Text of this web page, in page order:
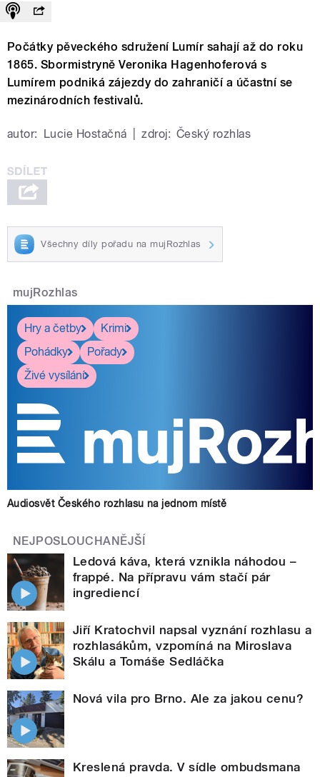
Počátky pěveckého sdružení Lumír sahají až do roku
1865. Sbormistryně Veronika Hagenhoferová s
Lumírem podniká zájezdy do zahraničí a účastní se
mezinárodních festivalů.
autor: Lucie Hostačná zdroj: Český rozhlas
Všechny díly pořadu na mujRozhlas
mujRozhlas
Hry a četby
Krimi
Pohádky
Pořady
Živé vysílání
Audiosvět Českého rozhlasu na jednom místě
NEJPOSLOUCHANĚJŠÍ
Ledová káva, která vznikla náhodou –
frappé. Na přípravu vám stačí pár
ingrediencí
Jiří Kratochvil napsal vyznání rozhlasu a
rozhlasákům, vzpomíná na Miroslava
Skálu a Tomáše Sedláčka
Nová vila pro Brno. Ale za jakou cenu?
Kreslená pravda. V sídle ombudsmana